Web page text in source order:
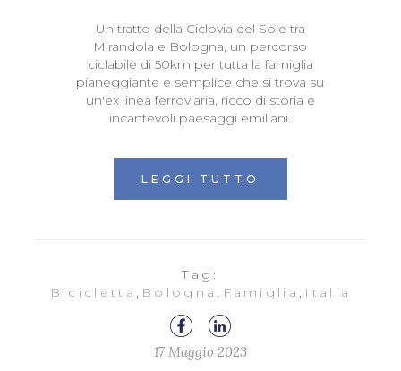
Un tratto della Ciclovia del Sole tra
Mirandola e Bologna, un percorso
ciclabile di 50km per tutta la famiglia
pianeggiante e semplice che si trova su
un'ex linea ferroviaria, ricco di storia e
incantevoli paesaggi emiliani.
LEGGI TUTTO
Tag:
Bicicletta , Bologna , Famiglia , Italia
17 Maggio 2023